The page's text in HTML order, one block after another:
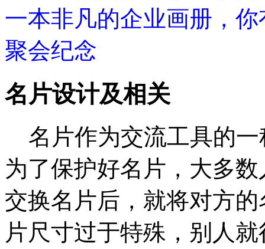
一本非凡的企业画册，
聚会纪念
名片设计及相关
名片作为交流工具的一
为了保护好名片，大多
交换名片后，就将对方
片尺寸过于特殊，别人